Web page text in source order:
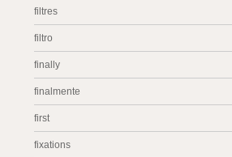
filtres
filtro
finally
finalmente
first
fixations